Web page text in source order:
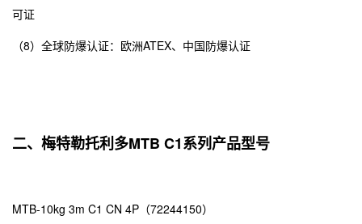
可证
（8）全球防爆认证：欧洲ATEX、中国防爆认证
二、梅特勒托利多MTB C1系列产品型号
MTB-10kg 3m C1 CN 4P（72244150）